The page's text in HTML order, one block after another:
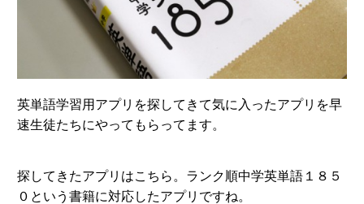
英単語学習用アプリを探してきて気に入ったアプリを早
速生徒たちにやってもらってます。
探してきたアプリはこちら。ランク順中学英単語１８５
０という書籍に対応したアプリですね。